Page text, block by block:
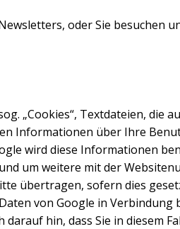
oder Sie besuchen
„Cookies“, Textdateien, die
Informationen über Ihre
wird diese Informationen
um weitere mit der
übertragen, sofern dies
von Google in Verbindung
hin, dass Sie in diesem